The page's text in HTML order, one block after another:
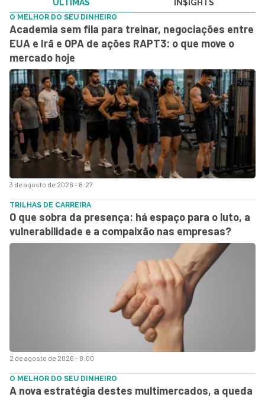
ÚLTIMAS IN$IGHTS
3 de agosto de 2026 - 8:27
O MELHOR DO SEU DINHEIRO
Academia sem fila para treinar, negociações entre
EUA e Irã e OPA de ações RAPT3: o que move o
mercado hoje
2 de agosto de 2026 - 8:00
TRILHAS DE CARREIRA
O que sobra da presença: há espaço para o luto, a
vulnerabilidade e a compaixão nas empresas?
O MELHOR DO SEU DINHEIRO
A nova estratégia destes multimercados, a queda